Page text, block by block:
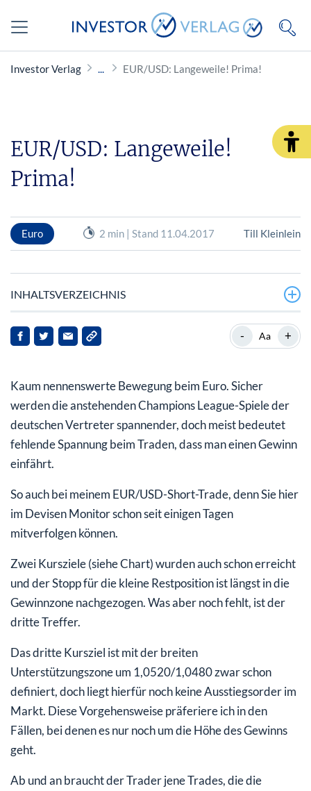
Investor Verlag EUR/USD: Langeweile! Prima!
EUR/USD: Langeweile!
Prima!
Euro 2 min | Stand 11.04.2017 Till Kleinlein
INHALTSVERZEICHNIS
Lediglich ein Versuch
- Aa +
Kaum nennenswerte Bewegung beim Euro. Sicher
werden die anstehenden Champions League-Spiele der
deutschen Vertreter spannender, doch meist bedeutet
fehlende Spannung beim Traden, dass man einen Gewinn
einfährt.
So auch bei meinem EUR/USD-Short-Trade, denn Sie hier
im Devisen Monitor schon seit einigen Tagen
mitverfolgen können.
Zwei Kursziele (siehe Chart) wurden auch schon erreicht
und der Stopp für die kleine Restposition ist längst in die
Gewinnzone nachgezogen. Was aber noch fehlt, ist der
dritte Treffer.
Das dritte Kursziel ist mit der breiten
Unterstützungszone um 1,0520/1,0480 zwar schon
definiert, doch liegt hierfür noch keine Ausstiegsorder im
Markt. Diese Vorgehensweise präferiere ich in den
Fällen, bei denen es nur noch um die Höhe des Gewinns
geht.
Ab und an braucht der Trader jene Trades, die die